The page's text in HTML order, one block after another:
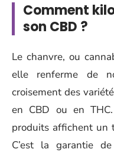
Comment
son CBD ?
Le chanvre, ou
elle renferme de
croisement des
en CBD ou en
produits affichent un
C’est la garantie